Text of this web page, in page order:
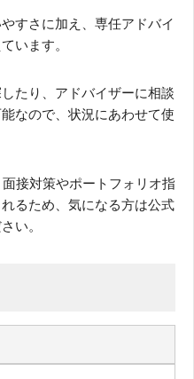
すさに加え、専任アドバイ
います。
たり、アドバイザーに相談
なので、状況にあわせて使
接対策やポートフォリオ指
るため、気になる方は公式
い。